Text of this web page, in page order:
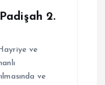
2.
ve
ve